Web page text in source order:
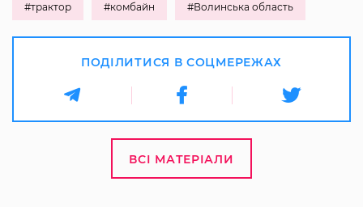
#трактор #комбайн #Волинська область
ПОДІЛИТИСЯ В СОЦМЕРЕЖАХ
ВСІ МАТЕРІАЛИ